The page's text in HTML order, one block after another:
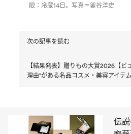
限：冷蔵14日。写真＝釜谷洋史
次の記事を読む
【結果発表】贈りもの大賞2026【ビ
理由”がある名品コスメ・美容アイテ
伝